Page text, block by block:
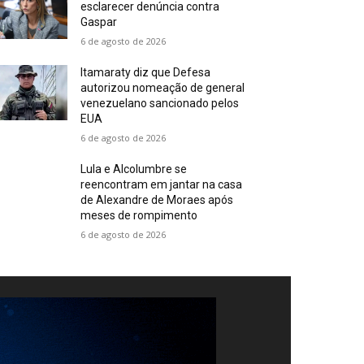
esclarecer denúncia contra
Gaspar
6 de agosto de 2026
Itamaraty diz que Defesa
autorizou nomeação de general
venezuelano sancionado pelos
EUA
6 de agosto de 2026
Lula e Alcolumbre se
reencontram em jantar na casa
de Alexandre de Moraes após
meses de rompimento
6 de agosto de 2026